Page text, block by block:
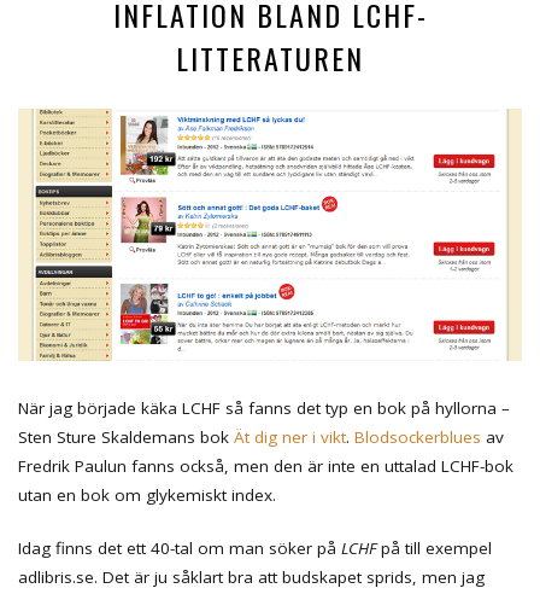
INFLATION BLAND LCHF-
LITTERATUREN
När jag började käka LCHF så fanns det typ en bok på hyllorna –
Sten Sture Skaldemans bok Ät dig ner i vikt. Blodsockerblues av
Fredrik Paulun fanns också, men den är inte en uttalad LCHF-bok
utan en bok om glykemiskt index.
Idag finns det ett 40-tal om man söker på LCHFpå till exempel
adlibris.se. Det är ju såklart bra att budskapet sprids, men jag